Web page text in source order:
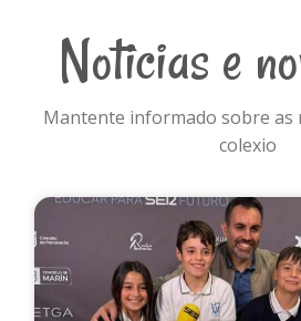
Noticias e
Mantente informado sobre as
colexio